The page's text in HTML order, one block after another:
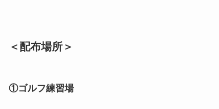
＜配布場所＞
①ゴルフ練習場